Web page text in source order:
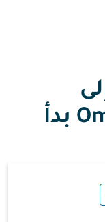
البحرين على Oman Air بدأ